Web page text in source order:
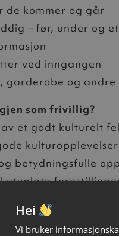
de kommer og går
– før, under og
ved inngangen
garderobe og
som frivillig?
et godt kulturelt
kulturopplevelser
betydningsfulle
utvalgte
vårt sier vi
. Vi tenker det er
Hei
Vi bruker